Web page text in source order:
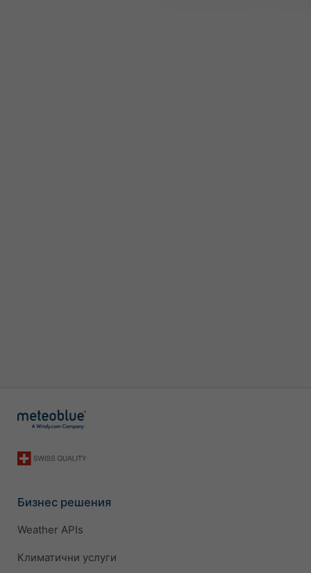
Бизнес решения
Weather APIs
Климатични услуги